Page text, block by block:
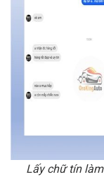
Lấy chữ tín